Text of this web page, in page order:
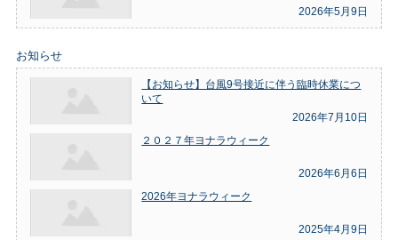
2026年5月9日
お知らせ
【お知らせ】台風9号接近に伴う臨時休業につ
いて
2026年7月10日
２０２７年ヨナラウィーク
2026年6月6日
2026年ヨナラウィーク
2025年4月9日